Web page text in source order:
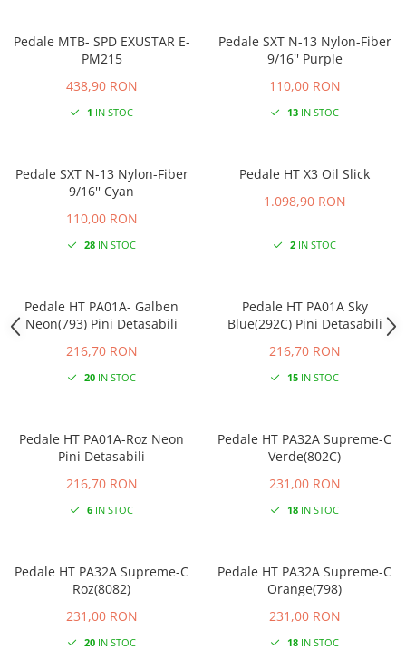
Pedale MTB- SPD EXUSTAR E-
PM215
438,90 RON
1 IN STOC
Pedale SXT N-13 Nylon-Fiber
9/16'' Purple
110,00 RON
13IN STOC
Pedale SXT N-13 Nylon-Fiber
9/16'' Cyan
110,00 RON
28IN STOC
Pedale HT X3 Oil Slick
1.098,90 RON
2IN STOC
Pedale HT PA01A- Galben
Neon(793) Pini Detasabili
216,70 RON
20IN STOC
Pedale HT PA01A Sky
Blue(292C) Pini Detasabili
216,70 RON
15IN STOC
Pedale HT PA01A-Roz Neon
Pini Detasabili
216,70 RON
6IN STOC
Pedale HT PA32A Supreme-C
Verde(802C)
231,00 RON
18IN STOC
Pedale HT PA32A Supreme-C
Roz(8082)
231,00 RON
20IN STOC
Pedale HT PA32A Supreme-C
Orange(798)
231,00 RON
18IN STOC